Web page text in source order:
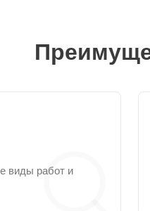
виды работ и